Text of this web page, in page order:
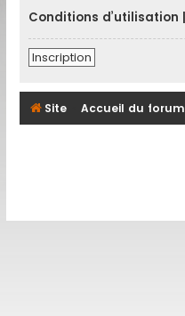
Conditions d’utilisation
Inscription
Site Accueil du forum